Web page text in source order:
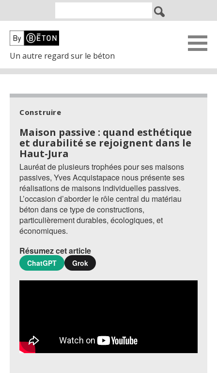
Un autre regard sur le béton
Construire
Maison passive : quand esthétique
et durabilité se rejoignent dans le
Haut-Jura
Lauréat de plusieurs trophées pour ses maisons
passives, Yves Acquistapace nous présente ses
réalisations de maisons individuelles passives.
L’occasion d’aborder le rôle central du matériau
béton dans ce type de constructions,
particulièrement durables, écologiques, et
économiques.
Résumez cet article
ChatGPT Grok